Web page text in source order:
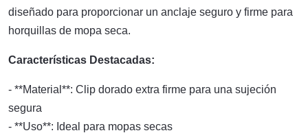
diseñado para proporcionar un anclaje seguro y firme para
horquillas de mopa seca.
Características Destacadas:
- **Material**: Clip dorado extra firme para una sujeción
segura
- **Uso**: Ideal para mopas secas